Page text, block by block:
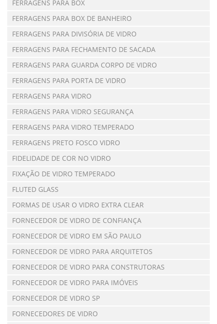
FERRAGENS PARA BOX
FERRAGENS PARA BOX DE BANHEIRO
FERRAGENS PARA DIVISÓRIA DE VIDRO
FERRAGENS PARA FECHAMENTO DE SACADA
FERRAGENS PARA GUARDA CORPO DE VIDRO
FERRAGENS PARA PORTA DE VIDRO
FERRAGENS PARA VIDRO
FERRAGENS PARA VIDRO SEGURANÇA
FERRAGENS PARA VIDRO TEMPERADO
FERRAGENS PRETO FOSCO VIDRO
FIDELIDADE DE COR NO VIDRO
FIXAÇÃO DE VIDRO TEMPERADO
FLUTED GLASS
FORMAS DE USAR O VIDRO EXTRA CLEAR
FORNECEDOR DE VIDRO DE CONFIANÇA
FORNECEDOR DE VIDRO EM SÃO PAULO
FORNECEDOR DE VIDRO PARA ARQUITETOS
FORNECEDOR DE VIDRO PARA CONSTRUTORAS
FORNECEDOR DE VIDRO PARA IMÓVEIS
FORNECEDOR DE VIDRO SP
FORNECEDORES DE VIDRO